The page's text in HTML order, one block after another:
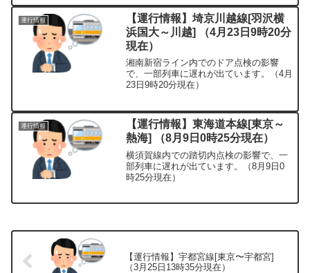
運行情報
【運行情報】埼京川越線[羽沢横
浜国大～川越] （4月23日9時20分
現在）
湘南新宿ライン内でのドア点検の影響
で、一部列車に遅れが出ています。（4月
23日9時20分現在）
運行情報
【運行情報】東海道本線[東京～
熱海] （8月9日0時25分現在）
横須賀線内での踏切内点検の影響で、一
部列車に遅れが出ています。（8月9日0
時25分現在）
【運行情報】宇都宮線[東京〜宇都宮]
（3月25日13時35分現在）